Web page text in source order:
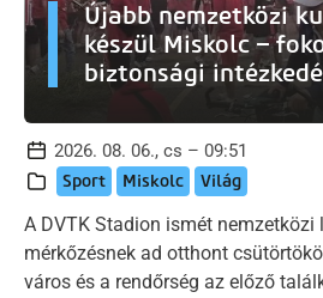
Újabb nemzetközi
készül Miskolc –
biztonsági
2026. 08. 06., cs – 09:51
Sport Miskolc Világ
A DVTK Stadion ismét nemzetközi
mérkőzésnek ad otthont
város és a rendőrség az előző